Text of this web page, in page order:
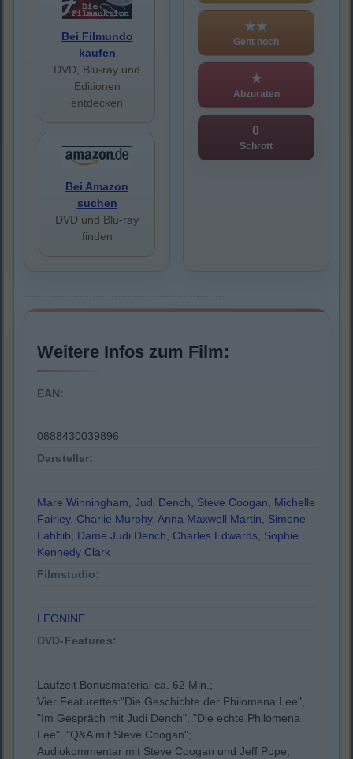
Bei Filmundo
kaufen
DVD, Blu-ray und
Editionen
entdecken
Bei Amazon
suchen
DVD und Blu-ray
finden
★★
Geht noch
★
Abzuraten
0
Schrott
Weitere Infos zum Film:
EAN:
0888430039896
Darsteller:
Mare Winningham, Judi Dench, Steve Coogan, Michelle
Fairley, Charlie Murphy, Anna Maxwell Martin, Simone
Lahbib, Dame Judi Dench, Charles Edwards, Sophie
Kennedy Clark
Filmstudio:
LEONINE
DVD-Features:
Laufzeit Bonusmaterial ca. 62 Min.;
Vier Featurettes:"Die Geschichte der Philomena Lee",
"Im Gespräch mit Judi Dench", "Die echte Philomena
Lee", "Q&A mit Steve Coogan";
Audiokommentar mit Steve Coogan und Jeff Pope;